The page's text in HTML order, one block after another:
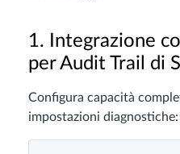
1. Integrazione
per Audit Trail di
Configura capacità
impostazioni diagnostiche: